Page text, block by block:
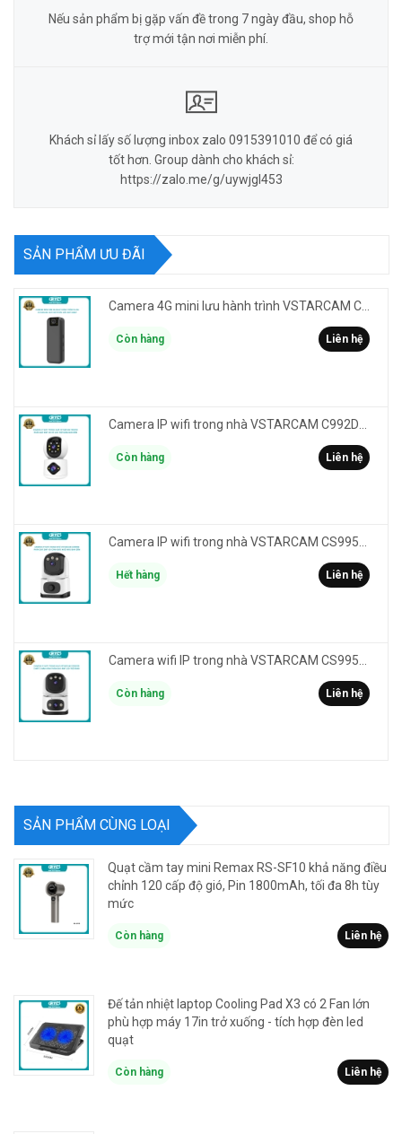
Nếu sản phẩm bị gặp vấn đề trong 7 ngày đầu, shop hỗ
trợ mới tận nơi miễn phí.
Khách sỉ lấy số lượng inbox zalo 0915391010 để có giá
tốt hơn. Group dành cho khách sỉ:
https://zalo.me/g/uywjgl453
SẢN PHẨM ƯU ĐÃI
Camera 4G mini lưu hành trình VSTARCAM CB77 phân giải 3MP FullHD 1080P - Action cam quay Vlog
Còn hàng Liên hệ
Còn hàng Liên hệ
Camera IP wifi trong nhà VSTARCAM CS995M phân giải 2MP HD led trợ sáng - cảnh báo khói, gas, cháy
Hết hàng Liên hệ
Còn hàng Liên hệ
SẢN PHẨM CÙNG LOẠI
Quạt cầm tay mini Remax RS-SF10 khả năng điều
chỉnh 120 cấp độ gió, Pin 1800mAh, tối đa 8h tùy
mức
Còn hàng Liên hệ
Đế tản nhiệt laptop Cooling Pad X3 có 2 Fan lớn
phù hợp máy 17in trở xuống - tích hợp đèn led
quạt
Còn hàng Liên hệ